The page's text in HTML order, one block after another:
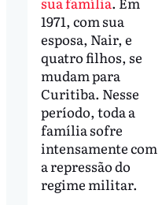
1971, com sua
esposa, Nair, e
quatro filhos, se
mudam para
Curitiba. Nesse
período, toda a
família sofre
intensamente com
a repressão do
regime militar.